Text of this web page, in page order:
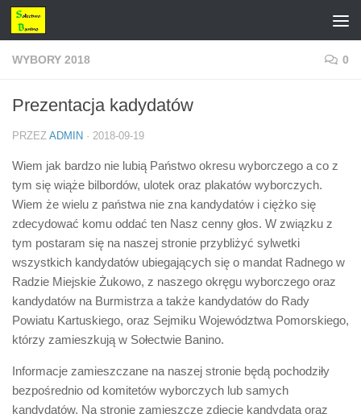
Przejdź do treści
WYBORY 2018 0
Prezentacja kadydatów
PRZEZ ADMIN · 2018-09-19
Wiem jak bardzo nie lubią Państwo okresu wyborczego a co z
tym się wiąże bilbordów, ulotek oraz plakatów wyborczych.
Wiem że wielu z państwa nie zna kandydatów i ciężko się
zdecydować komu oddać ten Nasz cenny głos. W związku z
tym postaram się na naszej stronie przybliżyć sylwetki
wszystkich kandydatów ubiegających się o mandat Radnego w
Radzie Miejskie Żukowo, z naszego okręgu wyborczego oraz
kandydatów na Burmistrza a także kandydatów do Rady
Powiatu Kartuskiego, oraz Sejmiku Województwa Pomorskiego,
którzy zamieszkują w Sołectwie Banino.
Informacje zamieszczane na naszej stronie będą pochodziły
bezpośrednio od komitetów wyborczych lub samych
kandydatów. Na stronie zamieszczę zdjęcie kandydata oraz